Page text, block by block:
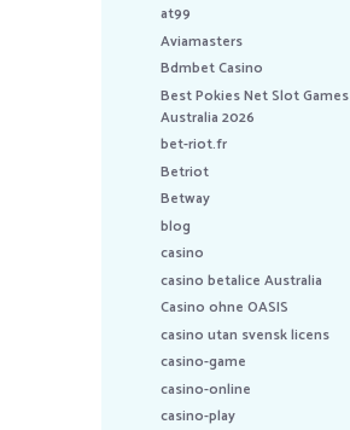
at99
Aviamasters
Bdmbet Casino
Best Pokies Net Slot Games
Australia 2026
bet-riot.fr
Betriot
Betway
blog
casino
casino betalice Australia
Casino ohne OASIS
casino utan svensk licens
casino-game
casino-online
casino-play